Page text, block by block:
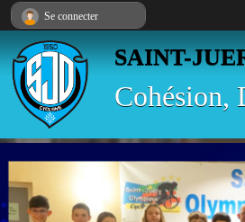
SAINT-
Cohésion,
Se connecter
Panneau de gestion des cookies